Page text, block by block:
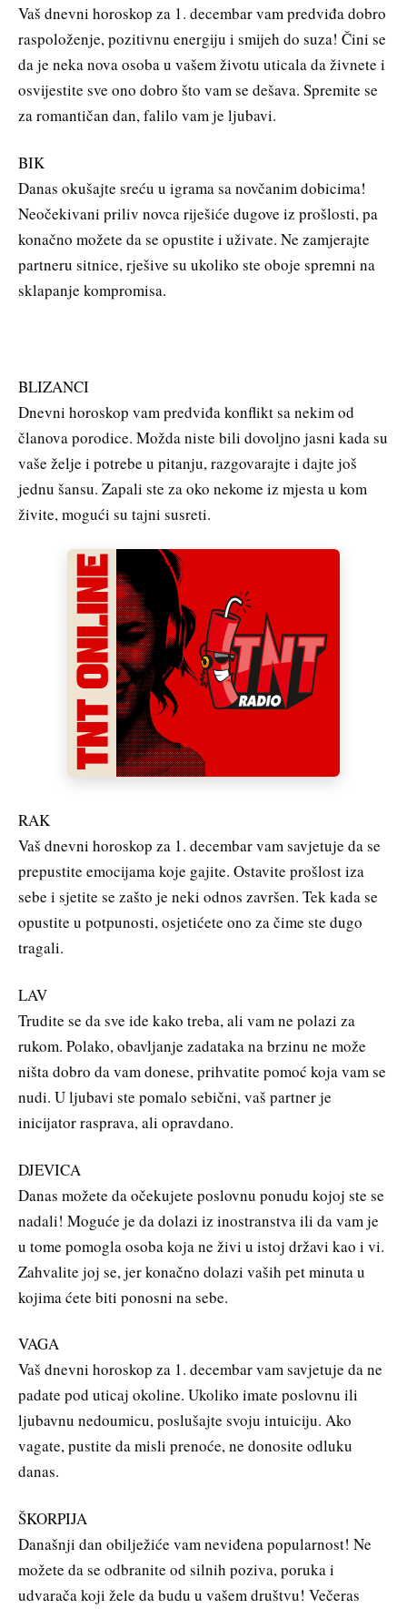
Vaš dnevni horoskop za 1. decembar vam predviđa dobro
raspoloženje, pozitivnu energiju i smijeh do suza! Čini se
da je neka nova osoba u vašem životu uticala da živnete i
osvijestite sve ono dobro što vam se dešava. Spremite se
za romantičan dan, falilo vam je ljubavi.
BIK
Danas okušajte sreću u igrama sa novčanim dobicima!
Neočekivani priliv novca riješiće dugove iz prošlosti, pa
konačno možete da se opustite i uživate. Ne zamjerajte
partneru sitnice, rješive su ukoliko ste oboje spremni na
sklapanje kompromisa.
BLIZANCI
Dnevni horoskop vam predviđa konflikt sa nekim od
članova porodice. Možda niste bili dovoljno jasni kada su
vaše želje i potrebe u pitanju, razgovarajte i dajte još
jednu šansu. Zapali ste za oko nekome iz mjesta u kom
živite, mogući su tajni susreti.
RAK
Vaš dnevni horoskop za 1. decembar vam savjetuje da se
prepustite emocijama koje gajite. Ostavite prošlost iza
sebe i sjetite se zašto je neki odnos završen. Tek kada se
opustite u potpunosti, osjetićete ono za čime ste dugo
tragali.
LAV
Trudite se da sve ide kako treba, ali vam ne polazi za
rukom. Polako, obavljanje zadataka na brzinu ne može
ništa dobro da vam donese, prihvatite pomoć koja vam se
nudi. U ljubavi ste pomalo sebični, vaš partner je
inicijator rasprava, ali opravdano.
DJEVICA
Danas možete da očekujete poslovnu ponudu kojoj ste se
nadali! Moguće je da dolazi iz inostranstva ili da vam je
u tome pomogla osoba koja ne živi u istoj državi kao i vi.
Zahvalite joj se, jer konačno dolazi vaših pet minuta u
kojima ćete biti ponosni na sebe.
VAGA
Vaš dnevni horoskop za 1. decembar vam savjetuje da ne
padate pod uticaj okoline. Ukoliko imate poslovnu ili
ljubavnu nedoumicu, poslušajte svoju intuiciju. Ako
vagate, pustite da misli prenoće, ne donosite odluku
danas.
ŠKORPIJA
Današnji dan obilježiće vam neviđena popularnost! Ne
možete da se odbranite od silnih poziva, poruka i
udvarača koji žele da budu u vašem društvu! Večeras